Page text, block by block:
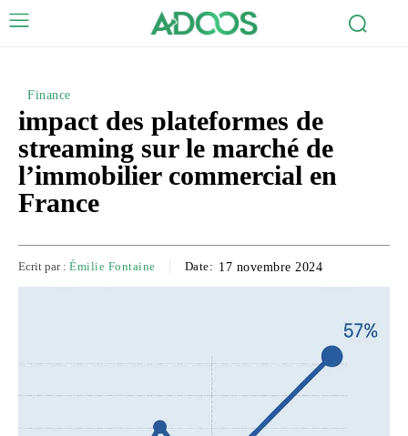
Finance
impact des plateformes de
streaming sur le marché de
l’immobilier commercial en
France
Ecrit par : Émilie Fontaine Date: 17 novembre 2024